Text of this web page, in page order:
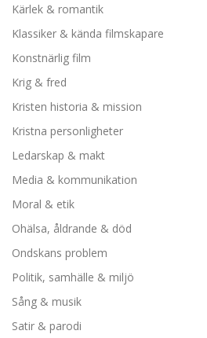
Kärlek & romantik
Klassiker & kända filmskapare
Konstnärlig film
Krig & fred
Kristen historia & mission
Kristna personligheter
Ledarskap & makt
Media & kommunikation
Moral & etik
Ohälsa, åldrande & död
Ondskans problem
Politik, samhälle & miljö
Sång & musik
Satir & parodi